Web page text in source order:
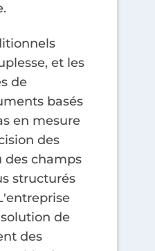
et les
de
basés
en mesure
des
des champs
structurés
de
des